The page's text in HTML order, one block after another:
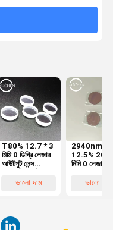
T80% 12.7 * 3
মিমি 0 ডিগ্রি লেজার
আউটপুট লেন্স
লেজার মেশিনের জন্য
ভালো দাম
2940nmHR
12.5% ​​20 *
মিমি 0 লেজার
লেজার আউটপুট
ভালো দাম